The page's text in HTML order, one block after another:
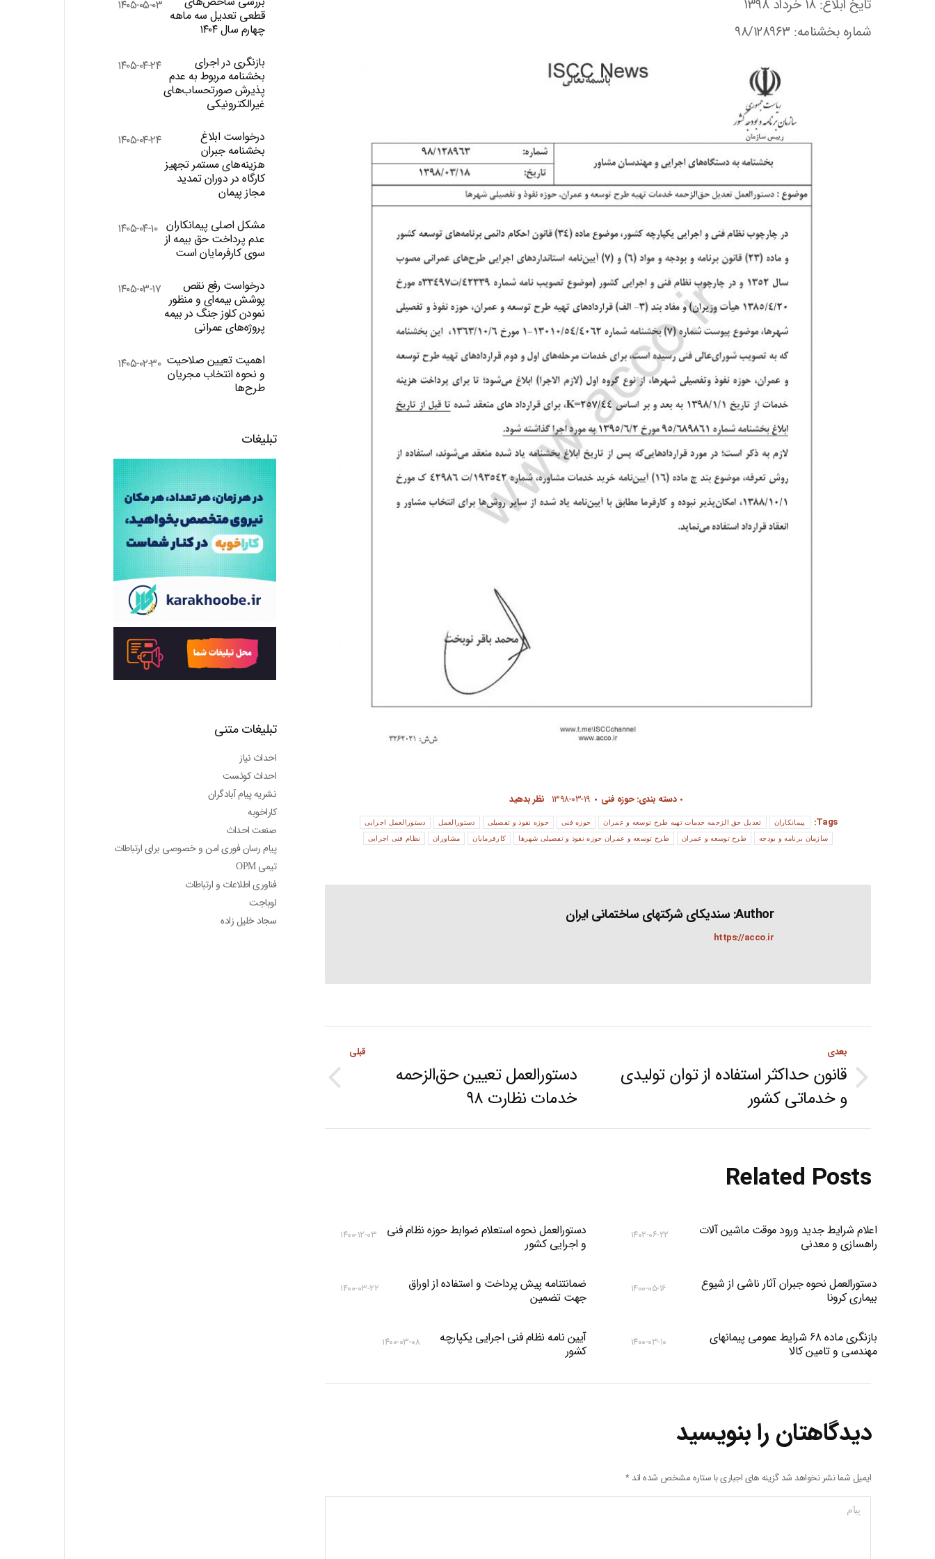
تایخ ابلاغ: ۱۸ خرداد ۱۳۹۸
شماره بخشنامه: 98/128963
دسته بندی:حوزه فنی ۱۳۹۸-۰۳-۱۹ نظر بدهید
Tags:
پیمانکاران تعدیل حق الزحمه خدمات تهیه طرح توسعه و عمران حوزه فنی حوزه نفوذ و تفصیلی دستورالعمل دستورالعمل اجرایی
سازمان برنامه و بودجه طرح توسعه و عمران طرح توسعه و عمران حوزه نفوذ و تفصیلی شهرها کارفرمایان مشاوران نظام فنی اجرایی
Author: سندیکای شرکتهای ساختمانی ایران
https://acco.ir
Post
navigation
قبلی
Previous
دستوراﻟﻌﻤﻞ ﺗﻌﯿﯿﻦ ﺣﻖاﻟﺰﺣﻤﻪ
ﺧﺪﻣﺎت ﻧﻈﺎرت ۹۸
بعدی
Next
post:
قانون حداکثر استفاده از توان تولیدی
و خدماتی کشور
Related Posts
اعلام شرایط جدید ورود موقت ماشین آلات
راهسازی و معدنی
۱۴۰۲-۰۶-۲۲
دستورالعمل نحوه استعلام ضوابط حوزه نظام فنی
و اجرایی کشور
۱۴۰۰-۱۲-۰۳
دستورالعمل نحوه جبران آثار ناشی از شیوع
بیماری کرونا
۱۴۰۰-۰۵-۱۶
ضمانتنامه پیش پرداخت و استفاده از اوراق
جهت تضمین
۱۴۰۰-۰۳-۲۲
بازنگری ماده ۶۸ شرایط عمومی پیمانهای
مهندسی و تامین کالا
۱۴۰۰-۰۳-۱۰
آیین نامه نظام فنی اجرایی یکپارچه
کشور
۱۴۰۰-۰۳-۰۸
دیدگاهتان را بنویسید
ایمیل شما نشر نخواهد شد گزینه های اجباری با ستاره مشخص شده اند*
پیام
قطعی تعدیل سه ماهه
چهارم سال ۱۴۰۴
۱۴۰۵-۰۵-۰۳
بازنگری در اجرای
بخشنامه مربوط به عدم
پذیرش صورتحساب‌های
غیرالکترونیکی
۱۴۰۵-۰۴-۲۴
درخواست ابلاغ
بخشنامه جبران
هزینه‌های مستمر تجهیز
کارگاه در دوران تمدید
مجاز پیمان
۱۴۰۵-۰۴-۲۴
مشکل اصلی پیمانکاران
عدم پرداخت حق بیمه از
سوی کارفرمایان است
۱۴۰۵-۰۴-۱۰
درخواست رفع نقص
پوشش بیمه‌ای و منظور
نمودن کلوز جنگ در بیمه
پروژه‌های عمرانی
۱۴۰۵-۰۳-۱۷
اهمیت تعیین صلاحیت
و نحوه انتخاب مجریان
طرح‌ها
۱۴۰۵-۰۲-۳۰
تبلیغات
تبلیغات متنی
احداث نیاز
احداث کوئست
نشریه پیام آبادگران
کاراخوبه
صنعت احداث
پیام رسان فوری امن و خصوصی برای ارتباطات
تیمی OPM
فناوری اطلاعات و ارتباطات
لوباجت
سجاد خلیل زاده